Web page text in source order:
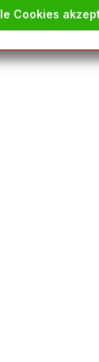
Cookies